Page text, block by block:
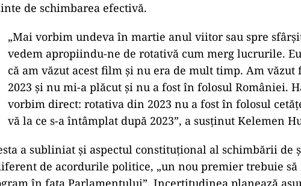
de schimbarea efectivă.
„Mai vorbim undeva în martie anul viitor sau spre sfâr
vedem apropiindu-ne de rotativă cum merg lucrurile.
că am văzut acest film şi nu era de mult timp. Am
2023 şi nu mi-a plăcut şi nu a fost în folosul României.
vorbim direct: rotativa din 2023 nu a fost în folosul cet
vă la ce s-a întâmplat după 2023”, a susţinut Kelemen
a subliniat și aspectul constituțional al schimbării de
de acordurile politice, „un nou premier trebuie să
în faţa Parlamentului”. Incertitudinea planează